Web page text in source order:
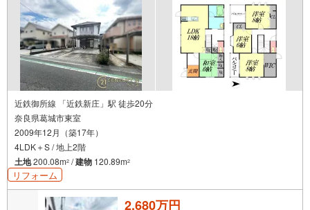
近鉄御所線 「近鉄新庄」駅 徒歩20分
奈良県葛城市東室
2009年12月（築17年）
4LDK＋S / 地上2階
土地200.08m2 /建物 120.89m2
リフォーム
2,680万円